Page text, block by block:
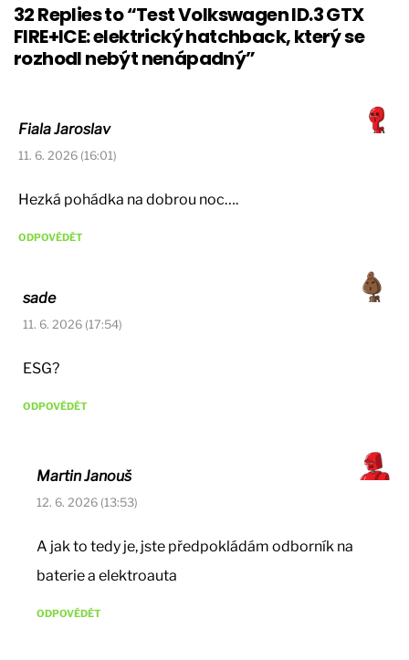
32 Replies to “Test Volkswagen ID.3 GTX
FIRE+ICE: elektrický hatchback, který se
rozhodl nebýt nenápadný”
Fiala Jaroslav
11. 6. 2026 (16:01)
Hezká pohádka na dobrou noc….
ODPOVĚDĚT
sade
11. 6. 2026 (17:54)
ESG?
ODPOVĚDĚT
Martin Janouš
12. 6. 2026 (13:53)
A jak to tedy je, jste předpokládám odborník na
baterie a elektroauta
ODPOVĚDĚT